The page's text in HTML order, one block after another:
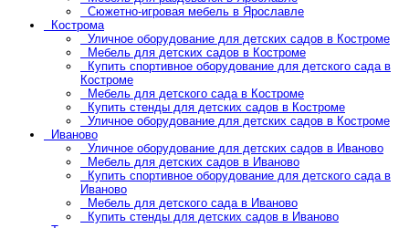
Сюжетно-игровая мебель в Ярославле
Кострома
Уличное оборудование для детских садов в Костроме
Мебель для детских садов в Костроме
Купить спортивное оборудование для детского сада в
Костроме
Мебель для детского сада в Костроме
Купить стенды для детских садов в Костроме
Уличное оборудование для детских садов в Костроме
Иваново
Уличное оборудование для детских садов в Иваново
Мебель для детских садов в Иваново
Купить спортивное оборудование для детского сада в
Иваново
Мебель для детского сада в Иваново
Купить стенды для детских садов в Иваново